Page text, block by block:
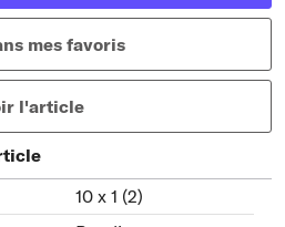
mes favoris
l'article
10 x 1 (2)